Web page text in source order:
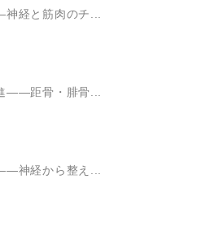
経と筋肉のチ...
――距骨・腓骨...
神経から整え...